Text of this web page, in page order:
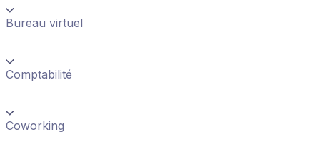
Bureau virtuel
Comptabilité
Coworking